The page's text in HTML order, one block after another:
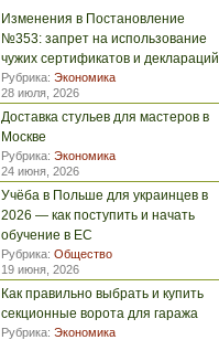
Изменения в Постановление
№353: запрет на использование
чужих сертификатов и деклараций
Рубрика: Экономика
28 июля, 2026
Доставка стульев для мастеров в
Москве
Рубрика: Экономика
24 июня, 2026
Учёба в Польше для украинцев в
2026 — как поступить и начать
обучение в ЕС
Рубрика: Общество
19 июня, 2026
Как правильно выбрать и купить
секционные ворота для гаража
Рубрика: Экономика